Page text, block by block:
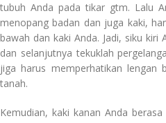
tubuh Anda pada tikar gtm. Lalu
menopang badan dan juga kaki,
bawah dan kaki Anda. Jadi, siku
dan selanjutnya tekuklah
jiga harus memperhatikan lengan
tanah.
Kemudian, kaki kanan Anda